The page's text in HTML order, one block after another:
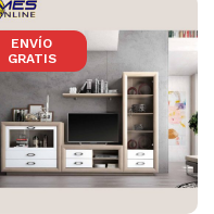
ENVÍO
GRATIS